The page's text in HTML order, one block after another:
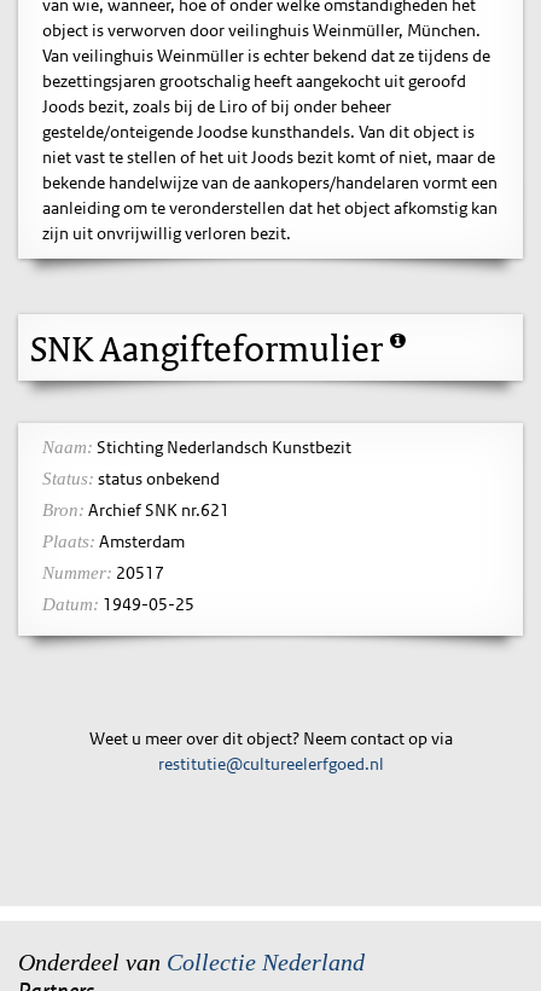
object is verworven door veilinghuis Weinmüller, München.
Van veilinghuis Weinmüller is echter bekend dat ze tijdens de
bezettingsjaren grootschalig heeft aangekocht uit geroofd
Joods bezit, zoals bij de Liro of bij onder beheer
gestelde/onteigende Joodse kunsthandels. Van dit object is
niet vast te stellen of het uit Joods bezit komt of niet, maar de
bekende handelwijze van de aankopers/handelaren vormt een
aanleiding om te veronderstellen dat het object afkomstig kan
zijn uit onvrijwillig verloren bezit.
SNK Aangifteformulier
Naam: Stichting Nederlandsch Kunstbezit
Status: status onbekend
Bron: Archief SNK nr.621
Plaats: Amsterdam
Nummer: 20517
Datum: 1949-05-25
Weet u meer over dit object? Neem contact op via
restitutie@cultureelerfgoed.nl
Onderdeel van Collectie Nederland